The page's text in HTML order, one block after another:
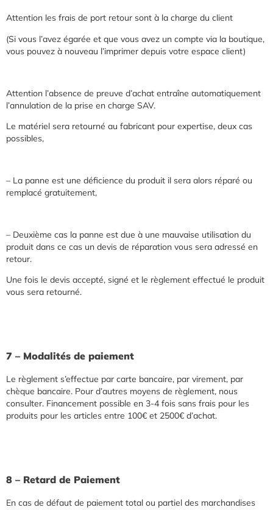
Attention les frais de port retour sont à la charge du client
(Si vous l’avez égarée et que vous avez un compte via la boutique,
vous pouvez à nouveau l’imprimer depuis votre espace client)
Attention l’absence de preuve d’achat entraîne automatiquement
l’annulation de la prise en charge SAV.
Le matériel sera retourné au fabricant pour expertise, deux cas
possibles,
– La panne est une déficience du produit il sera alors réparé ou
remplacé gratuitement,
– Deuxième cas la panne est due à une mauvaise utilisation du
produit dans ce cas un devis de réparation vous sera adressé en
retour.
Une fois le devis accepté, signé et le règlement effectué le produit
vous sera retourné.
7 – Modalités de paiement
Le règlement s’effectue par carte bancaire, par virement, par
chèque bancaire. Pour d’autres moyens de règlement, nous
consulter. Financement possible en 3-4 fois sans frais pour les
produits pour les articles entre 100€ et 2500€ d’achat.
8 – Retard de Paiement
En cas de défaut de paiement total ou partiel des marchandises